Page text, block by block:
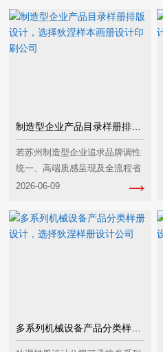
较高的选择，但需结合预算、行
业经验匹配度及案···
制造型企业产品目录样册排版设计，选择狄涅样本画册设计印刷公司
若苏州制造型企业追求‌品牌调性
统一、高端质感呈现及全流程省
心服务‌，狄涅样本画册设计印刷
在排版设计、工艺实现和一站式
服务上具备优势，···
2026-06-09
多系列机械设备产品分类样册设计，选择狄涅样册设计公司